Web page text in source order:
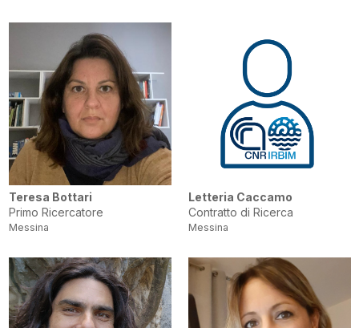
Teresa Bottari
Primo Ricercatore
Messina
Letteria Caccamo
Contratto di Ricerca
Messina